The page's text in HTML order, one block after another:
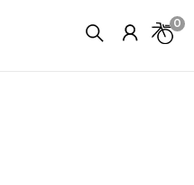
0